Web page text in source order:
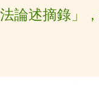
論述摘錄」，